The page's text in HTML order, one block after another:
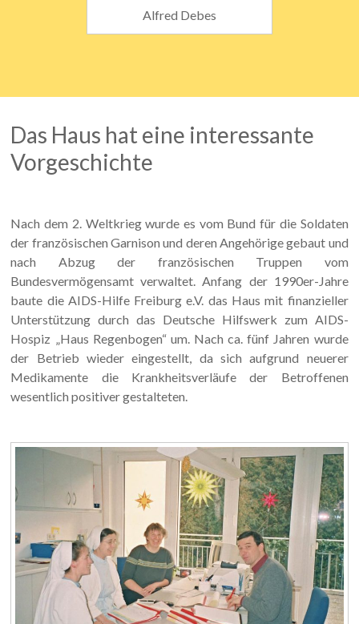
Alfred Debes
Das Haus hat eine interessante
Vorgeschichte
Nach dem 2. Weltkrieg wurde es vom Bund für die Soldaten
der französischen Garnison und deren Angehörige gebaut und
nach Abzug der französischen Truppen vom
Bundesvermögensamt verwaltet. Anfang der 1990er-Jahre
baute die AIDS-Hilfe Freiburg e.V. das Haus mit finanzieller
Unterstützung durch das Deutsche Hilfswerk zum AIDS-
Hospiz „Haus Regenbogen“ um. Nach ca. fünf Jahren wurde
der Betrieb wieder eingestellt, da sich aufgrund neuerer
Medikamente die Krankheitsverläufe der Betroffenen
wesentlich positiver gestalteten.